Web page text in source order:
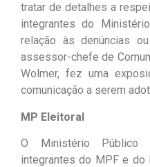
tratar de detalhes a
integrantes do
relação às denúncias
assessor-chefe de
Wolmer, fez uma
comunicação a serem
MP Eleitoral
O Ministério Público
integrantes do MPF e do